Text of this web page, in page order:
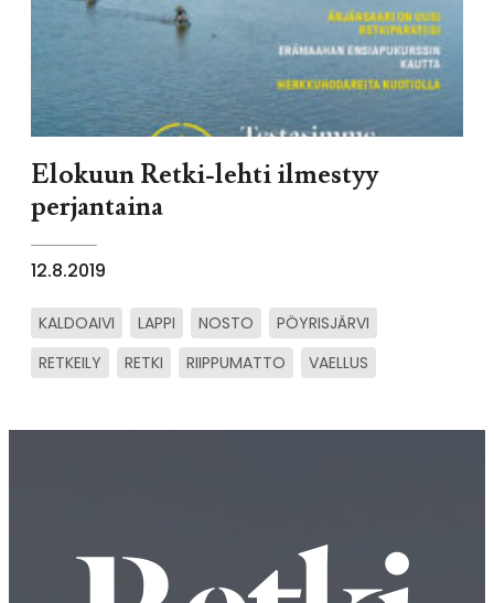
Elokuun Retki-lehti ilmestyy
perjantaina
12.8.2019
KALDOAIVI LAPPI NOSTO
PÖYRISJÄRVI
RETKEILY
RETKI RIIPPUMATTO VAELLUS